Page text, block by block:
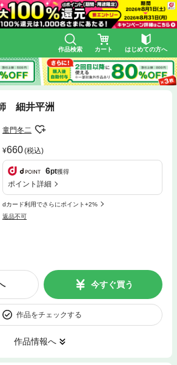
作品検索 カート はじめての方へ
細井平洲
童門冬二
660(税込)
6pt獲得
ポイント詳細
dカード利用でさらにポイント+2%
返品不可
今すぐ買う
作品をチェックする
作品情報へ